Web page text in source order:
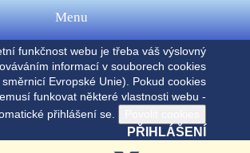
funkčnost webu je třeba váš výslovný
informací v souborech cookies
Evropské Unie). Pokud cookies
funkovat některé vlastnosti webu -
přihlášení se.
PŘIHLÁŠENÍ